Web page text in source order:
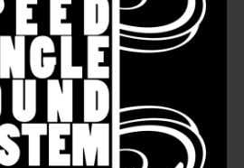
365 Outlook Live